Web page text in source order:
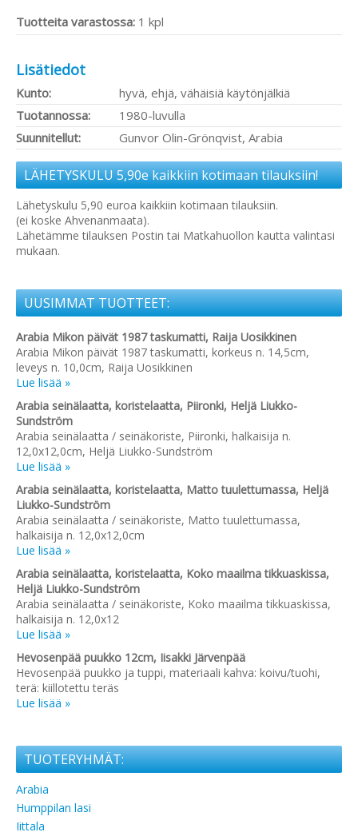
Tuotteita varastossa: 1 kpl
Lisätiedot
Kunto:
hyvä, ehjä, vähäisiä käytönjälkiä
Tuotannossa:
1980-luvulla
Suunnitellut:
Gunvor Olin-Grönqvist, Arabia
LÄHETYSKULU 5,90e kaikkiin kotimaan tilauksiin!
Lähetyskulu 5,90 euroa kaikkiin kotimaan tilauksiin.
(ei koske Ahvenanmaata).
Lähetämme tilauksen Postin tai Matkahuollon kautta valintasi
mukaan.
UUSIMMAT TUOTTEET:
Arabia Mikon päivät 1987 taskumatti, Raija Uosikkinen
Arabia Mikon päivät 1987 taskumatti, korkeus n. 14,5cm,
leveys n. 10,0cm, Raija Uosikkinen
Lue lisää »
Arabia seinälaatta, koristelaatta, Piironki, Heljä Liukko-
Sundström
Arabia seinälaatta / seinäkoriste, Piironki, halkaisija n.
12,0x12,0cm, Heljä Liukko-Sundström
Lue lisää »
Arabia seinälaatta, koristelaatta, Matto tuulettumassa, Heljä
Liukko-Sundström
Arabia seinälaatta / seinäkoriste, Matto tuulettumassa,
halkaisija n. 12,0x12,0cm
Lue lisää »
Arabia seinälaatta, koristelaatta, Koko maailma tikkuaskissa,
Heljä Liukko-Sundström
Arabia seinälaatta / seinäkoriste, Koko maailma tikkuaskissa,
halkaisija n. 12,0x12
Lue lisää »
Hevosenpää puukko 12cm, Iisakki Järvenpää
Hevosenpää puukko ja tuppi, materiaali kahva: koivu/tuohi,
terä: kiillotettu teräs
Lue lisää »
TUOTERYHMÄT:
Arabia
Humppilan lasi
Iittala